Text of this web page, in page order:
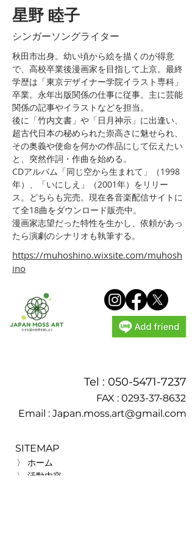
星野 睦子
シンガーソングライター
秋田市出身。幼い頃から絵を描くのが得意
で、高校卒業後漫画家を目指して上京。最終
学歴は「東京デザイナー学院イラスト専科」
卒業。永年出版関係の仕事に従事。主に芸能
関係の記事やイラストなどを担当。
後に「竹内文書」や「日月神示」に出逢い、
超古代日本の秘められた崇高さに魅せられ、
その奥義や使命を何かの作品にして伝えたい
と、突然作詞・作曲を始める。
CDアルバム「同じ空から生まれて」（1998
年）、「いにしえ」（2001年）をリリー
ス。どちらも完売。現在各音楽配信サイトに
て全18曲をダウンロード販売中。
漫画家志望だった特性を生かし、依頼があっ
たら演劇のシナリオも執筆する。
https://muhoshino.wixsite.com/muhosh
ino
Tel : 050-5471-7237
FAX : 0293-37-8632
Email : Japan.moss.art@gmail.com
SITEMAP
〉 ホーム
〉 活動内容